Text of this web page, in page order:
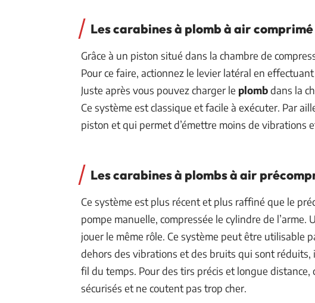
Les carabines à plomb à air comprimé
Grâce à un piston situé dans la chambre de
Pour ce faire, actionnez le levier latéral en
Juste après vous pouvez charger le plombdans la
Ce système est classique et facile à exécuter. Par
piston et qui permet d’émettre moins de vibrations
Les carabines à plombs à air
Ce système est plus récent et plus raffiné que le
pompe manuelle, compressée le cylindre de
jouer le même rôle. Ce système peut être utilisable
dehors des vibrations et des bruits qui sont réduits,
fil du temps. Pour des tirs précis et longue distance,
sécurisés et ne coutent pas trop cher.